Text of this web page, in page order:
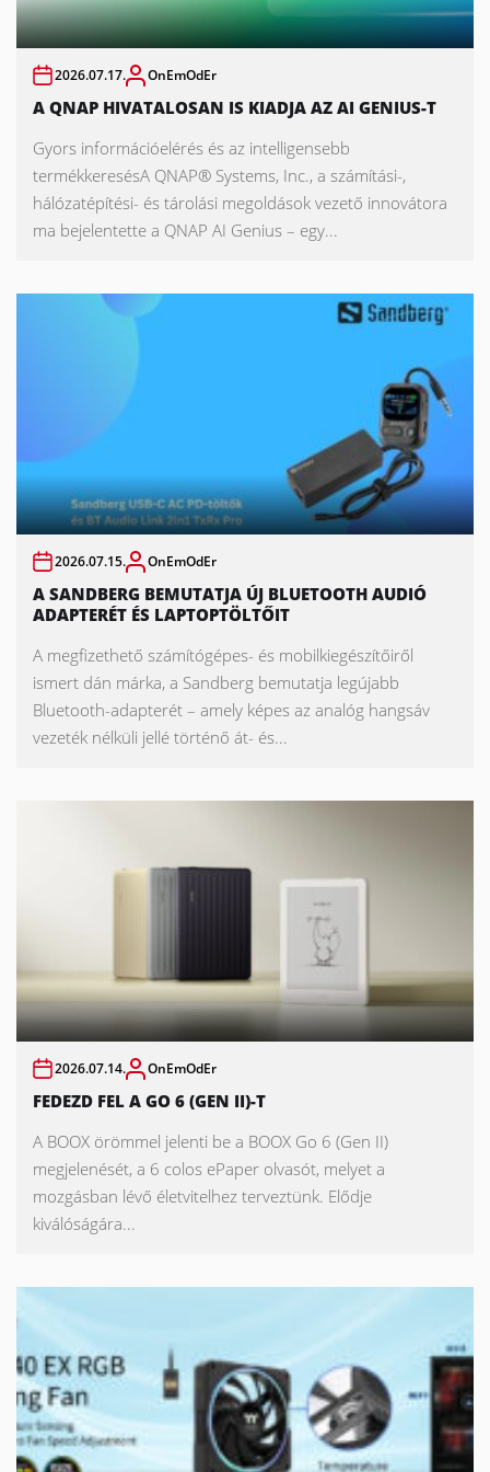
2026.07.17. OnEmOdEr
A QNAP HIVATALOSAN IS KIADJA AZ AI GENIUS-T
Gyors információelérés és az intelligensebb
termékkeresésA QNAP® Systems, Inc., a számítási-,
hálózatépítési- és tárolási megoldások vezető innovátora
ma bejelentette a QNAP AI Genius – egy...
2026.07.15. OnEmOdEr
A SANDBERG BEMUTATJA ÚJ BLUETOOTH AUDIÓ
ADAPTERÉT ÉS LAPTOPTÖLTŐIT
A megfizethető számítógépes- és mobilkiegészítőiről
ismert dán márka, a Sandberg bemutatja legújabb
Bluetooth-adapterét – amely képes az analóg hangsáv
vezeték nélküli jellé történő át- és...
2026.07.14. OnEmOdEr
FEDEZD FEL A GO 6 (GEN II)-T
A BOOX örömmel jelenti be a BOOX Go 6 (Gen II)
megjelenését, a 6 colos ePaper olvasót, melyet a
mozgásban lévő életvitelhez terveztünk. Elődje
kiválóságára...